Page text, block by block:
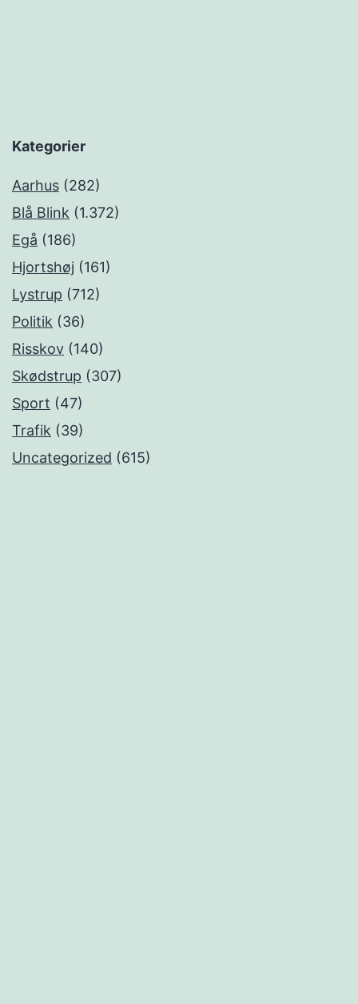
Kategorier
Aarhus (282)
Blå Blink (1.372)
Egå (186)
Hjortshøj (161)
Lystrup (712)
Politik (36)
Risskov (140)
Skødstrup (307)
Sport (47)
Trafik (39)
Uncategorized (615)